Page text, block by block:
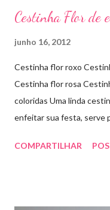
Cestinha Flor de
junho 16, 2012
Cestinha flor roxo
Cestinha flor rosa
coloridas Uma linda
enfeitar sua festa, serve
COMPARTILHAR